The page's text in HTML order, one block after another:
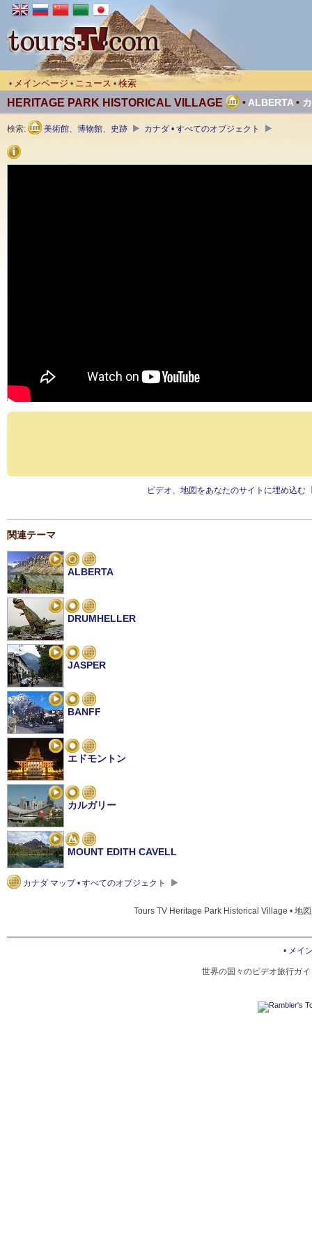
• メインページ • ニュース • 検索
HERITAGE PARK HISTORICAL VILLAGE • ALBERTA •
検索: 美術館、博物館、史跡 カナダ • すべてのオブジェクト
ビデオ、地図をあなたのサイトに埋め込む
関連テーマ
ALBERTA
DRUMHELLER
JASPER
BANFF
エドモントン
カルガリー
MOUNT EDITH CAVELL
カナダ マップ • すべてのオブジェクト
Tours TV Heritage Park Historical Village • 地
• メイ
世界の国々のビデオ旅行ガ